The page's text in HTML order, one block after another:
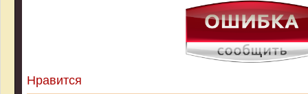
Нравится